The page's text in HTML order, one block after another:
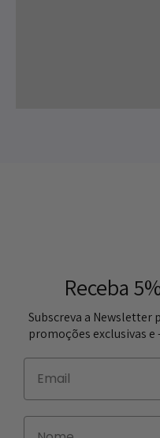
Receba
Subscreva a Newsletter
promoções exclusivas